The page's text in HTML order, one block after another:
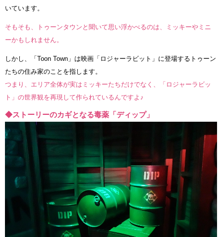
いています。
そもそも、トゥーンタウンと聞いて思い浮かべるのは、ミッキーやミニ
ーかもしれません。
しかし、「Toon Town」は映画「ロジャーラビット」に登場するトゥーン
たちの住み家のことを指します。
つまり、エリア全体が実はミッキーたちだけでなく、「ロジャーラビッ
ト」の世界観を再現して作られているんですよ♪
◆ストーリーのカギとなる毒薬「ディップ」